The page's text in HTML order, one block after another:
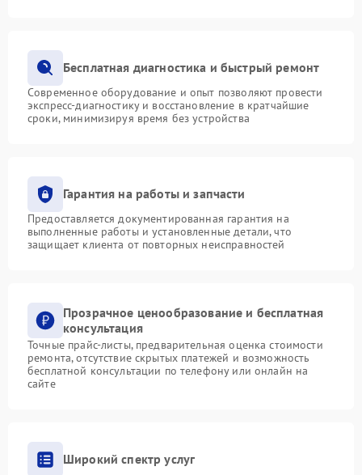
Бесплатная диагностика и быстрый ремонт
Современное оборудование и опыт позволяют провести
экспресс-диагностику и восстановление в кратчайшие
сроки, минимизируя время без устройства
Гарантия на работы и запчасти
Предоставляется документированная гарантия на
выполненные работы и установленные детали, что
защищает клиента от повторных неисправностей
Прозрачное ценообразование и бесплатная
консультация
Точные прайс-листы, предварительная оценка стоимости
ремонта, отсутствие скрытых платежей и возможность
бесплатной консультации по телефону или онлайн на
сайте
Широкий спектр услуг